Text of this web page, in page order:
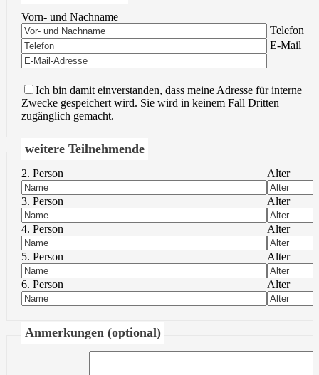
Vorn- und Nachname
Bitte lasse
Telefon
Bitte lasse
E-Mail
Ich bin damit einverstanden, dass meine Adresse für interne
Zwecke gespeichert wird. Sie wird in keinem Fall Dritten
zugänglich gemacht.
weitere Teilnehmende
2. Person Alter
3. Person Alter
4. Person Alter
5. Person Alter
6. Person Alter
Anmerkungen (optional)